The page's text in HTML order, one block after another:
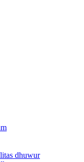
dhuwur